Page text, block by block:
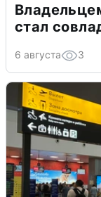
стал
6 августа 3